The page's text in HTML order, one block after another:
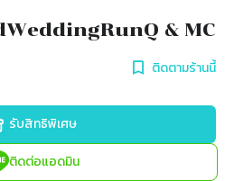
& MC
ติดตามร้านนี้
รับสิทธิพิเศษ
ติดต่อแอดมิน